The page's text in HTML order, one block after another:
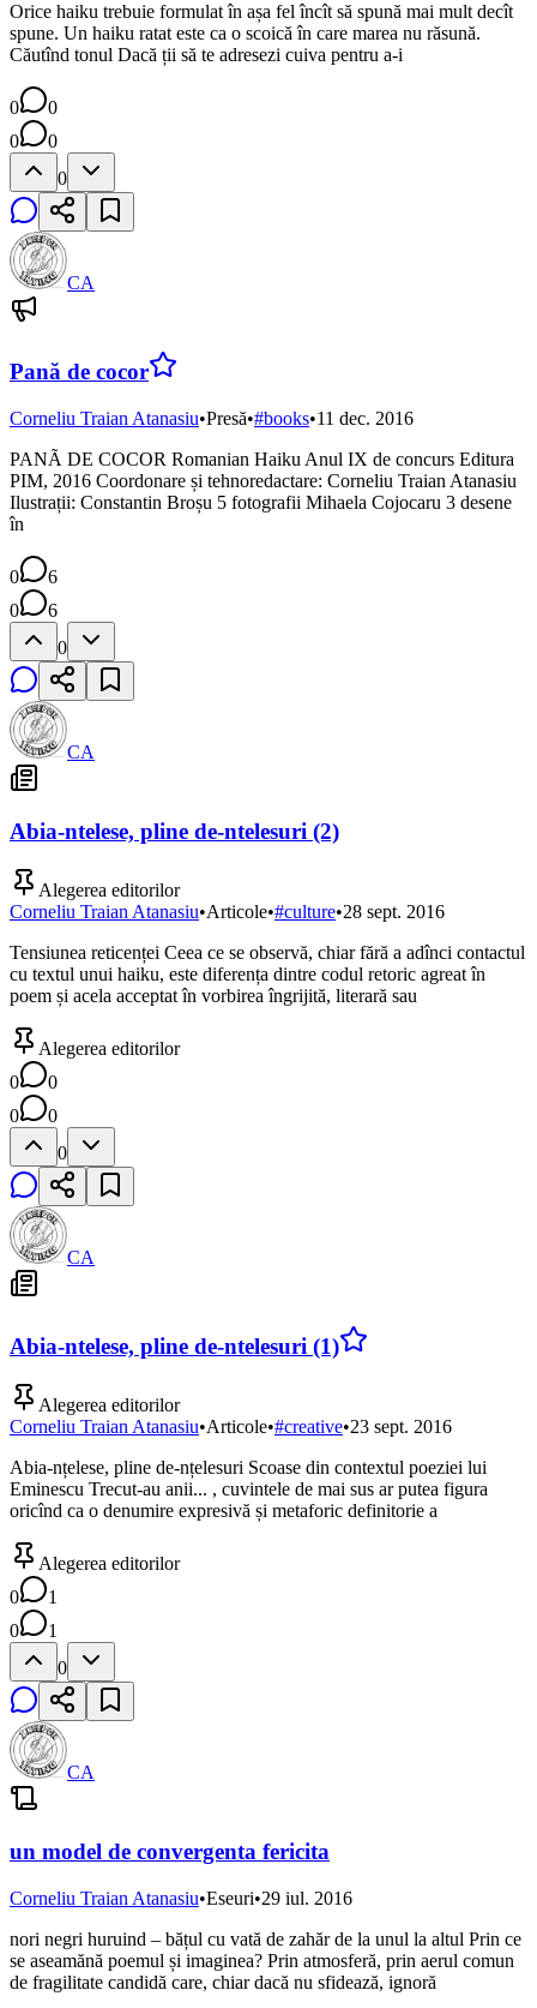
Orice haiku trebuie formulat în așa fel încît să spună mai mult decît
spune. Un haiku ratat este ca o scoică în care marea nu răsună.
Căutînd tonul Dacă ții să te adresezi cuiva pentru a-i
0
0
0
0
0
CA
Pană de cocor
Corneliu Traian Atanasiu•Presă•#books•11 dec. 2016
PANÃ DE COCOR Romanian Haiku Anul IX de concurs Editura
PIM, 2016 Coordonare și tehnoredactare: Corneliu Traian Atanasiu
Ilustrații: Constantin Broșu 5 fotografii Mihaela Cojocaru 3 desene
în
0
6
0
6
0
CA
Abia-ntelese, pline de-ntelesuri (2)
Alegerea editorilor
Corneliu Traian Atanasiu•Articole•#culture•28 sept. 2016
Tensiunea reticenței Ceea ce se observă, chiar fără a adînci contactul
cu textul unui haiku, este diferența dintre codul retoric agreat în
poem și acela acceptat în vorbirea îngrijită, literară sau
Alegerea editorilor
0
0
0
0
0
CA
Abia-ntelese, pline de-ntelesuri (1)
Alegerea editorilor
Corneliu Traian Atanasiu•Articole•#creative•23 sept. 2016
Abia-nțelese, pline de-nțelesuri Scoase din contextul poeziei lui
Eminescu Trecut-au anii... , cuvintele de mai sus ar putea figura
oricînd ca o denumire expresivă și metaforic definitorie a
Alegerea editorilor
0
1
0
1
0
CA
un model de convergenta fericita
Corneliu Traian Atanasiu•Eseuri•29 iul. 2016
nori negri huruind – bățul cu vată de zahăr de la unul la altul Prin ce
se aseamănă poemul și imaginea? Prin atmosferă, prin aerul comun
de fragilitate candidă care, chiar dacă nu sfidează, ignoră